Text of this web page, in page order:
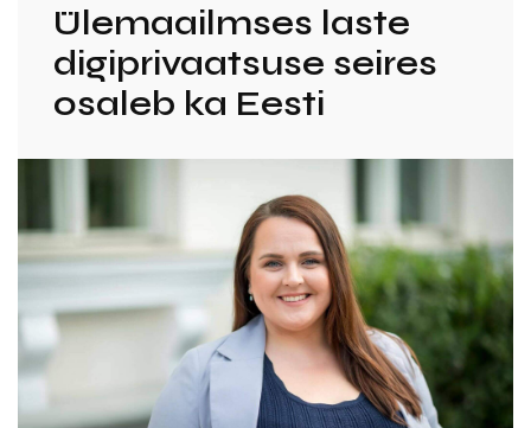
Ülemaailmses laste
digiprivaatsuse seires
osaleb ka Eesti